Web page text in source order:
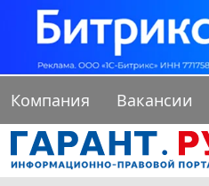
Компания Вакансии